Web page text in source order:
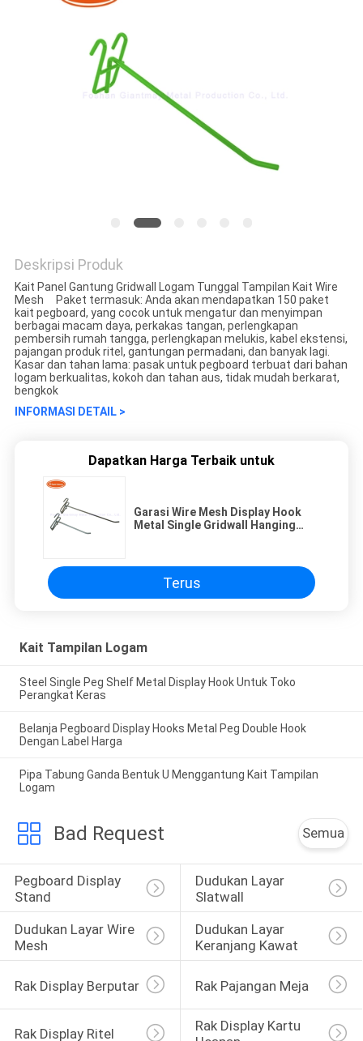
Deskripsi Produk
Kait Panel Gantung Gridwall Logam Tunggal Tampilan Kait Wire
Mesh Paket termasuk: Anda akan mendapatkan 150 paket
kait pegboard, yang cocok untuk mengatur dan menyimpan
berbagai macam daya, perkakas tangan, perlengkapan
pembersih rumah tangga, perlengkapan melukis, kabel ekstensi,
pajangan produk ritel, gantungan permadani, dan banyak lagi.
Kasar dan tahan lama: pasak untuk pegboard terbuat dari bahan
logam berkualitas, kokoh dan tahan aus, tidak mudah berkarat,
bengkok
INFORMASI DETAIL >
Dapatkan Harga Terbaik untuk
Garasi Wire Mesh Display Hook
Metal Single Gridwall Hanging
Terus
Kait Tampilan Logam
Steel Single Peg Shelf Metal Display Hook Untuk Toko
Perangkat Keras
Belanja Pegboard Display Hooks Metal Peg Double Hook
Dengan Label Harga
Pipa Tabung Ganda Bentuk U Menggantung Kait Tampilan
Logam
Bad Request Semua
Pegboard Display
Stand
Dudukan Layar
Slatwall
Dudukan Layar Wire
Mesh
Dudukan Layar
Keranjang Kawat
Rak Display Berputar Rak Pajangan Meja
Rak Display Ritel
Rak Display Kartu